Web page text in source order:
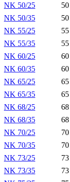
NK 50/25
50
NK 50/35
50
NK 55/25
55
NK 55/35
55
NK 60/25
60
NK 60/35
60
NK 65/25
65
NK 65/35
65
NK 68/25
68
NK 68/35
68
NK 70/25
70
NK 70/35
70
NK 73/25
73
NK 73/35
73